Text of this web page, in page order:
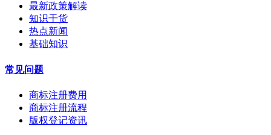
最新政策解读
知识干货
热点新闻
基础知识
常见问题
商标注册费用
商标注册流程
版权登记资讯